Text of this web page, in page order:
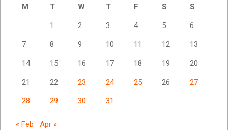
M
T W T F S S
1 2 3 4 5 6
7 8 9 10 11 12 13
14 15 16 17 18 19 20
21 22 23 24 25 26 27
28 29 30 31
« Feb Apr »